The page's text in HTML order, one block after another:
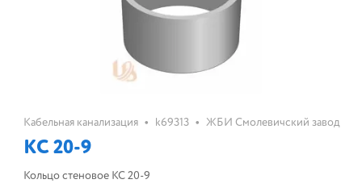
Кабельная канализация • k69313 • ЖБИ Смолевичский завод
КС 20-9
Кольцо стеновое КС 20-9